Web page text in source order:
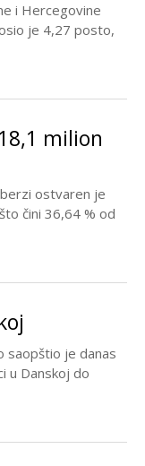
i Hercegovine
je 4,27 posto,
milion
ostvaren je
čini 36,64 % od
saopštio je danas
u Danskoj do